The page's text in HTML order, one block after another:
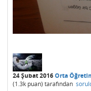
24 Şubat 2016Orta
(1.3k puan) tarafından